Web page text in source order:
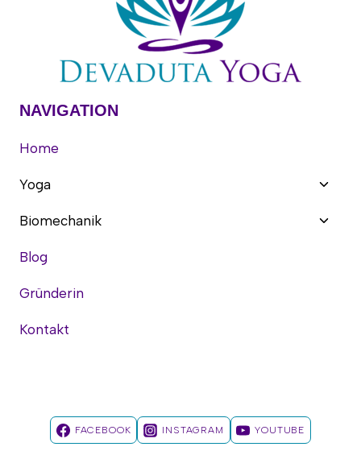
ATMUNG
UND
HALTUNG
VERÄNDERT
NAVIGATION
Home
Yoga
Biomechanik
Blog
Gründerin
Kontakt
FACEBOOK INSTAGRAM YOUTUBE